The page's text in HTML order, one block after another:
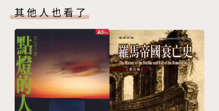
東鞏固了對大陸的控制，美國也悄悄提供金錢和武器給
他的敵人。
本書作者凱文．裴萊諾引用中國和俄羅斯的文件資料，
及最近中央情報局解密的檔案，精巧佈局、娓娓道來，
也揭露許多過去鮮為人知的歷史。他透過主要參與者的
眼睛來敘述這個非凡之年的故事，包括毛澤東、杜魯門
總統、國務卿艾奇遜、明尼蘇達州國會眾議員周以德，
第二十二章 對著鏡子觀看，如同猜謎
第二十三章 傲人的勝利
第二十四章 迅猛的力量
尾聲 天譴
致謝
註釋
參考書目
版權頁
其他人也看了